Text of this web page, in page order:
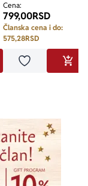
U KORPU
Cena:
799,00RSD
Članska cena i do:
575,28RSD
Dodaj u